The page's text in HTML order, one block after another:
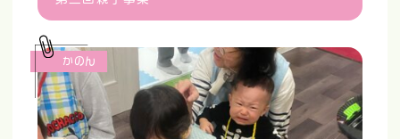
かのん